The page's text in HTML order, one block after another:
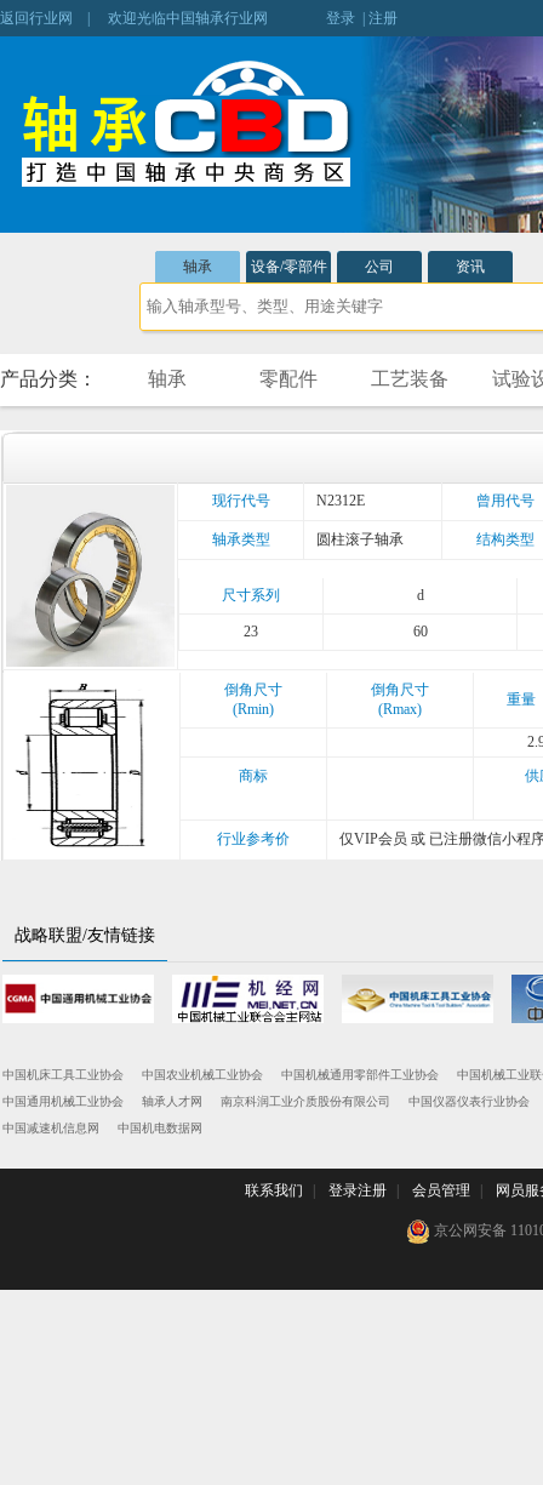
返回行业网 | 欢迎光临中国轴承行业网 登录 注册
轴承 设备/零部件 公司 资讯
产品分类： 轴承 零配件 工艺装备 试验
现行代号 N2312E 曾用代号
轴承类型 圆柱滚子轴承 结构类型
尺寸系列 d
23 60
倒角尺寸
(Rmin)
倒角尺寸
(Rmax)
重量
商标
供
行业参考价 仅VIP会员 或 已注册微信小程
战略联盟/友情链接
中国机床工具工业协会 中国农业机械工业协会 中国机械通用零部件工业协会
中国机械工业
中国通用机械工业协会
轴承人才网 南京科润工业介质股份有限公司
中国仪器仪表行业协会
中国减速机信息网
中国机电数据网
联系我们 登录注册 会员管理 网员服
京公网安备